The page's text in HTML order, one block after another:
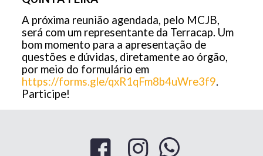
A próxima reunião agendada, pelo MCJB,
será com um representante da Terracap. Um
bom momento para a apresentação de
questões e dúvidas, diretamente ao órgão,
por meio do formulário em
https://forms.gle/qxR1qFm8b4uWre3f9.
Participe!